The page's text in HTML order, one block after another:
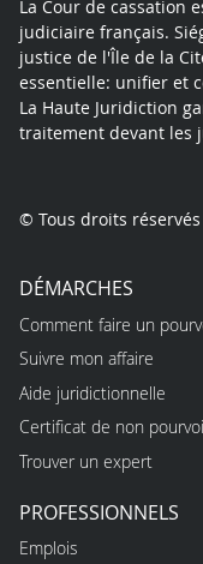
La Cour de cassation
judiciaire français.
justice de l'Île de la
essentielle: unifier et
La Haute Juridiction
traitement devant les
© Tous droits réservés
DÉMARCHES
Comment faire un
Suivre mon affaire
Aide juridictionnelle
Certificat de non pourvoi
Trouver un expert
PROFESSIONNELS
Emplois